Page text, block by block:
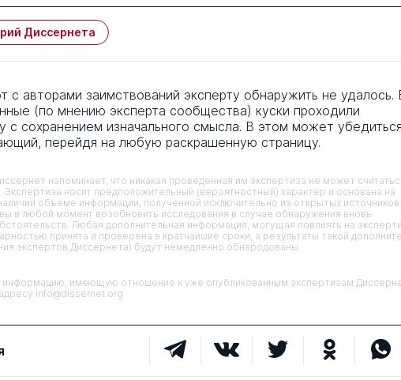
Диссернета
с авторами заимствований эксперту обнаружить не удалось.
(по мнению эксперта сообщества) куски проходили
с сохранением изначального смысла. В этом может убедиться
перейдя на любую раскрашенную страницу.
напоминает, что никакая проведенная им экспертиза не может
Экспертиза носит предположительный (вероятностный) характер и основана на
объеме информации, полученной исключительно из открытых источников.
в любой момент возобновить исследования в случае обнаружения вновь
Любая дополнительная информация, могущая повлиять на
принята и проверена в кратчайшие сроки, а результаты такой
экспертов Диссернета) будут немедленно обнародованы.
имеющую отношение к уже опубликованным экспертизам
info@dissernet.org